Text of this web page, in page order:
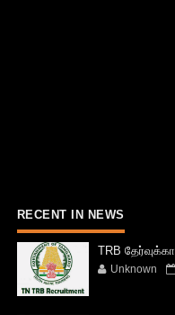
RECENT IN NEWS
TRB
Unknown